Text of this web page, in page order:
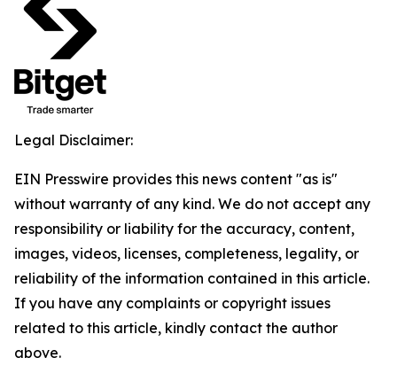
Legal Disclaimer:
EIN Presswire provides this news content "as is"
without warranty of any kind. We do not accept any
responsibility or liability for the accuracy, content,
images, videos, licenses, completeness, legality, or
reliability of the information contained in this article.
If you have any complaints or copyright issues
related to this article, kindly contact the author
above.